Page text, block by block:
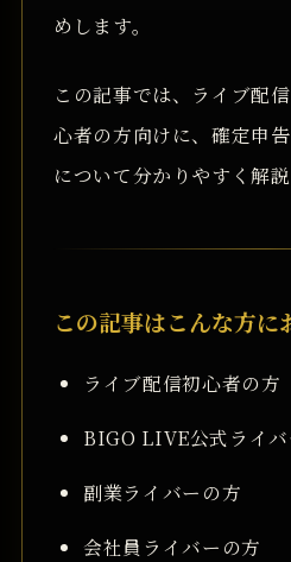
めします。
この記事では、ライブ配
心者の方向けに、確定申
について分かりやすく解説
この記事はこんな方に
ライブ配信初心者の方
BIGO LIVE公式ライバ
副業ライバーの方
会社員ライバーの方